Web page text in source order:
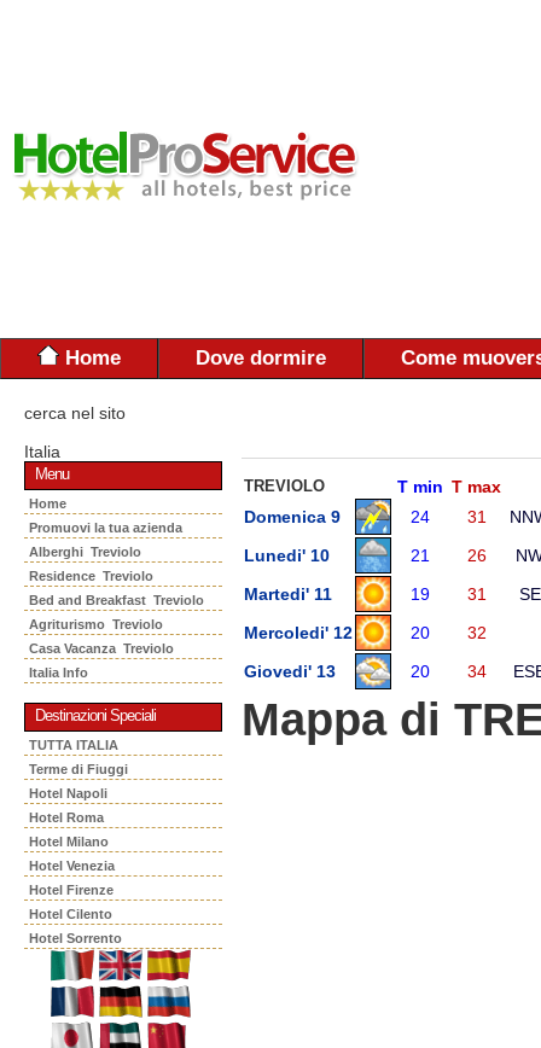
Home Dove dormire Come
cerca nel sito
Italia
Menu
Home
Promuovi la tua azienda
Alberghi Treviolo
Residence Treviolo
Bed and Breakfast Treviolo
Agriturismo Treviolo
Casa Vacanza Treviolo
Italia Info
Destinazioni Speciali
TUTTA ITALIA
Terme di Fiuggi
Hotel Napoli
Hotel Roma
Hotel Milano
Hotel Venezia
Hotel Firenze
Hotel Cilento
Hotel Sorrento
TREVIOLO T min T max
Domenica 9
24 31
Lunedi' 10
21 26
Martedi' 11
19 31
SE
Mercoledi' 12
20
32
Giovedi' 13
20 34
Mappa di